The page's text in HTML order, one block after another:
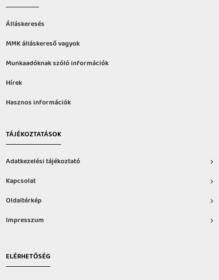
Álláskeresés
MMK álláskereső vagyok
Munkaadóknak szóló információk
Hírek
Hasznos információk
TÁJÉKOZTATÁSOK
Adatkezelési tájékoztató
Kapcsolat
Oldaltérkép
Impresszum
ELÉRHETŐSÉG